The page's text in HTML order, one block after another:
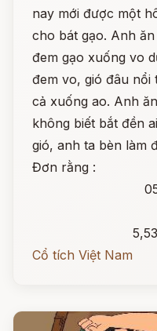
nay mới được một
cho bát gạo. Anh
đem gạo xuống vo
đem vo, gió đâu nổi
cả xuống ao. Anh
không biết bắt đền
gió, anh ta bèn làm
Đơn rằng :
Cổ tích Việt Nam